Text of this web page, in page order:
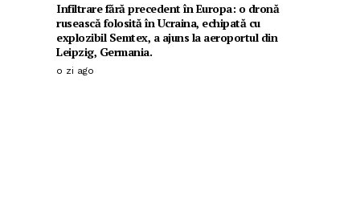
Infiltrare fără precedent în Europa: o dronă
rusească folosită în Ucraina, echipată cu
explozibil Semtex, a ajuns la aeroportul din
Leipzig, Germania.
o zi ago